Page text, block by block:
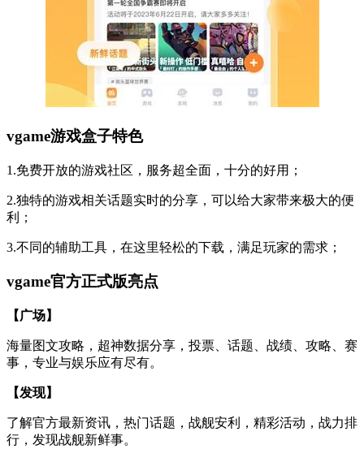
vgame游戏盒子特色
1.免费开放的游戏社区，服务超全面，十分的好用；
2.独特的游戏相关话题实时的分享，可以给大家带来极大的便
利；
3.不同的辅助工具，在这里轻松的下载，满足玩家的需求；
vgame官方正式版亮点
【广场】
海量图文攻略，超神数据分享，投票、话题、战绩、攻略、赛
事，专业与娱乐应有尽有。
【发现】
了解官方最新资讯，热门话题，战舰安利，精彩活动，战力排
行，发现战舰新鲜事。